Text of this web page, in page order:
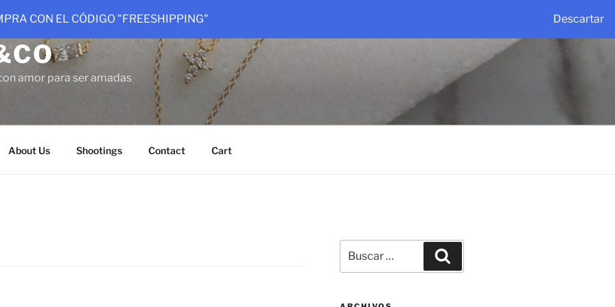
amor para ser amadas
About Us Shootings Contact Cart
por:
CON EL CÓDIGO "FREESHIPPING" Descartar